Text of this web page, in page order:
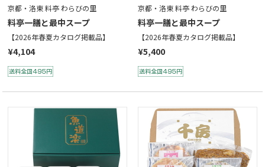
京都・洛東 料亭 わらびの里
料亭一膳と最中スープ
【2026年春夏カタログ掲載品】
¥4,104
京都・洛東 料亭 わらびの里
料亭一膳と最中スープ
【2026年春夏カタログ掲載品】
¥5,400